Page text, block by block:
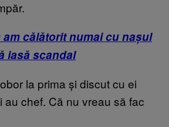
am călătorit numai cu nașul
iasă scandal
la prima și discut cu ei
au chef. Că nu vreau să fac